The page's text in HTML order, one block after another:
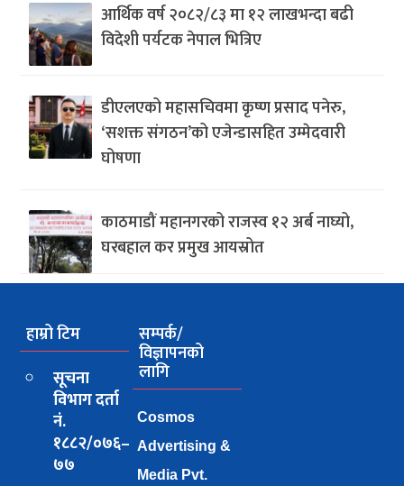
आर्थिक वर्ष २०८२/८३ मा १२ लाखभन्दा बढी
विदेशी पर्यटक नेपाल भित्रिए
डीएलएको महासचिवमा कृष्ण प्रसाद पनेरु,
‘सशक्त संगठन’को एजेन्डासहित उम्मेदवारी
घोषणा
काठमाडौं महानगरको राजस्व १२ अर्ब नाघ्यो,
घरबहाल कर प्रमुख आयस्रोत
हाम्रो टिम
सूचना
विभाग दर्ता
नं.
१८८२/०७६–
७७
सम्पर्क/
विज्ञापनको
लागि
Cosmos
Advertising &
Media Pvt.